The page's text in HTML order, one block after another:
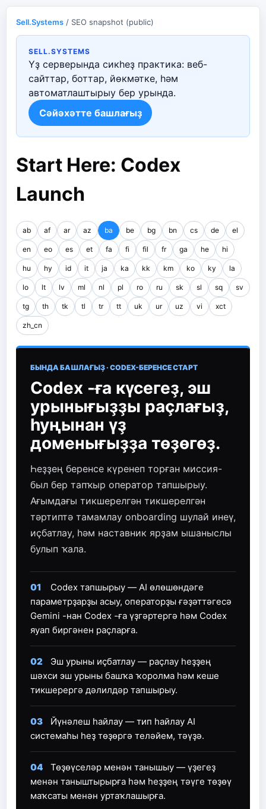
Sell.Systems / SEO snapshot (public)
SELL.SYSTEMS
Үҙ серверында сикһеҙ практика: веб-
сайттар, боттар, йөкмәтке, һәм
автоматлаштырыу бер урында.
Сәйәхәтте башлағыҙ
Start Here: Codex
Launch
ab af ar az ba be bg bn cs de el
en eo es et fa fi fil fr ga he hi
hu hy id it ja ka kk km ko ky la
lo lt lv ml nl pl ro ru sk sl sq sv
tg th tk tl tr tt uk ur uz vi xct
zh_cn
БЫНДА БАШЛАҒЫҘ · CODEX-БЕРЕНСЕ СТАРТ
Codex -ға күсегеҙ, эш
урынығыҙҙы раҫлағыҙ,
һуңынан үҙ
доменығыҙҙа төҙөгөҙ.
Һеҙҙең беренсе күренеп торған миссия-
был бер тапҡыр оператор тапшырыу.
Ағымдағы тикшерелгән тикшерелгән
тәртиптә тамамлау onboarding шулай инеү,
иҫбатлау, һәм наставник ярҙам ышаныслы
булып ҡала.
01
Codex тапшырыу — AI өлөшөндәге
параметрҙарҙы асыу, операторҙы ғәҙәттәгесә
Gemini -нан Codex -ға үҙгәртергә һәм Codex
яуап биргәнен раҫларға.
02
Эш урыны иҫбатлау — раҫлау һеҙҙең
шәхси эш урыны башҡа ҡоролма һәм кеше
тикшерергә дәлилдәр тапшырыу.
03
Йүнәлеш һайлау — тип һайлау AI
системаһы һеҙ төҙөргә теләйем, тәүҙә.
04
Төҙөүселәр менән танышыу — үҙегеҙ
менән таныштырырға һәм һеҙҙең тәүге төҙөү
маҡсаты менән уртаҡлашырға.